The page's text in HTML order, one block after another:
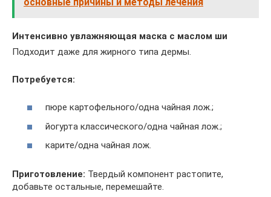
Интенсивно увлажняющая маска с маслом ши
Подходит даже для жирного типа дермы.
Потребуется:
пюре картофельного/одна чайная лож.;
йогурта классического/одна чайная лож.;
карите/одна чайная лож.
Приготовление: Твердый компонент растопите,
добавьте остальные, перемешайте.